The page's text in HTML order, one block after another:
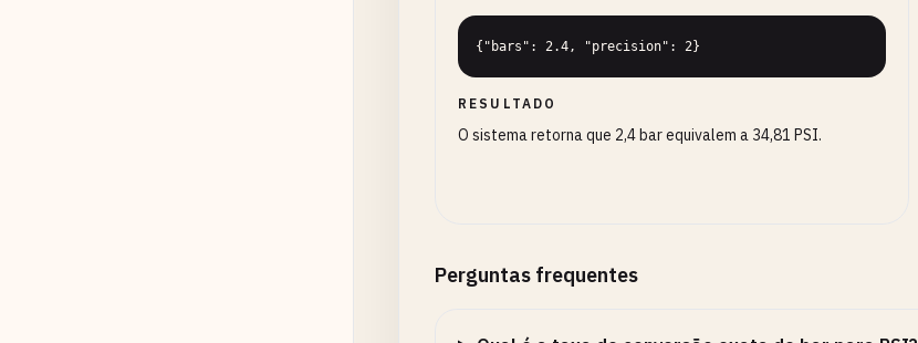
{"bars": 2.4, "precision": 2}
RESULTADO
O sistema retorna que 2,4 bar equivalem a 34,81 PSI.
Perguntas frequentes